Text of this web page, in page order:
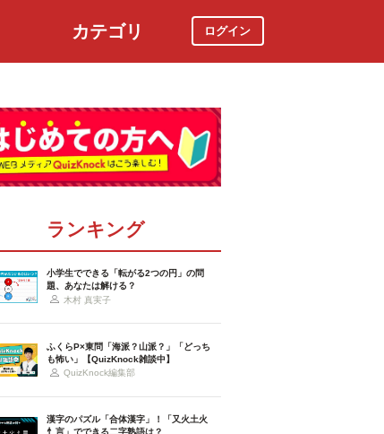
カテゴリ ログイン
ランキング
小学生でできる「転がる2つの円」の問
題、あなたは解ける？
木村 真実子
ふくらP×東問「海派？山派？」「どっち
も怖い」【QuizKnock雑談中】
QuizKnock編集部
漢字のパズル「合体漢字」！「又火土火